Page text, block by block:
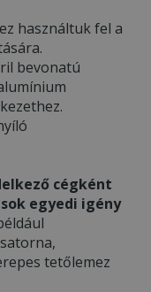
használtuk fel a
bevonatú
cégként
egyedi igény
tetőlemez